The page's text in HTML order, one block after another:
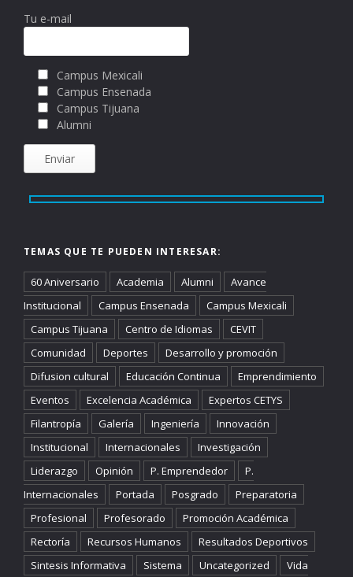
Tu e-mail
Campus Mexicali
Campus Ensenada
Campus Tijuana
Alumni
TEMAS QUE TE PUEDEN INTERESAR:
60 Aniversario Academia Alumni
Avance
Institucional
Campus Ensenada
Campus Mexicali
Campus Tijuana
Centro de Idiomas
CEVIT
Comunidad
Deportes
Desarrollo y promoción
Difusion cultural
Educación Continua
Emprendimiento
Eventos
Excelencia Académica
Expertos CETYS
Filantropía
Galería Ingeniería
Innovación
Institucional
Internacionales
Investigación
Liderazgo
Opinión P. Emprendedor
P.
Internacionales
Portada Posgrado
Preparatoria
Profesional
Profesorado
Promoción Académica
Rectoría
Recursos Humanos
Resultados Deportivos
Sintesis Informativa
Sistema Uncategorized Vida